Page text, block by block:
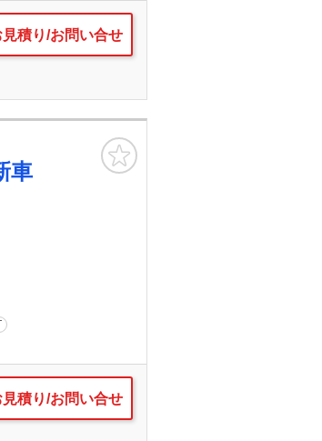
見積り/お問い合せ
車
見積り/お問い合せ